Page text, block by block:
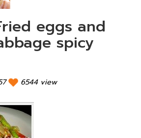
eggs and
spicy
6544 view